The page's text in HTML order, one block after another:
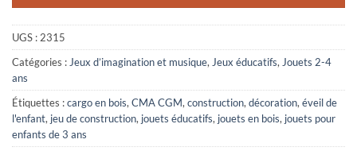
UGS : 2315
Catégories : Jeux d’imagination et musique, Jeux éducatifs, Jouets 2-4
ans
Étiquettes :cargo en bois, CMA CGM, construction, décoration, éveil de
l'enfant, jeu de construction, jouets éducatifs, jouets en bois, jouets pour
enfants de 3 ans